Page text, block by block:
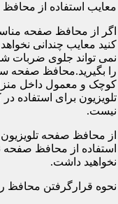
معایب استفاده از
اگر از محافظ صفحه
کنید معایب چندانی
نمی تواند جلوی ضربات
را بگیرید.محافظ صفحه
کوچک و معمول داخل منزل
تلویزیون برای استفاده
نیست.
از محافظ صفحه
استفاده از محافظ صفحه
نخواهید داشت.
نحوه قرارگرفتن محافظ